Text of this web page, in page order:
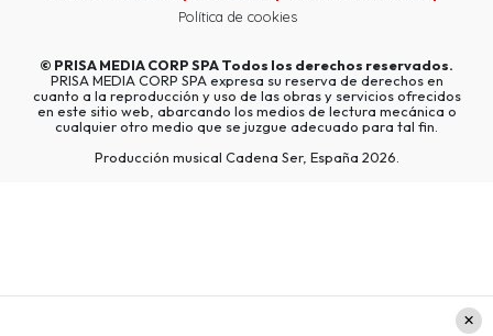
Política de cookies
© PRISA MEDIA CORP SPATodos los derechos reservados.
PRISA MEDIA CORP SPA expresa su reserva de derechos en
cuanto a la reproducción y uso de las obras y servicios ofrecidos
en este sitio web, abarcando los medios de lectura mecánica o
cualquier otro medio que se juzgue adecuado para tal fin.
Producción musical Cadena Ser, España 2026.